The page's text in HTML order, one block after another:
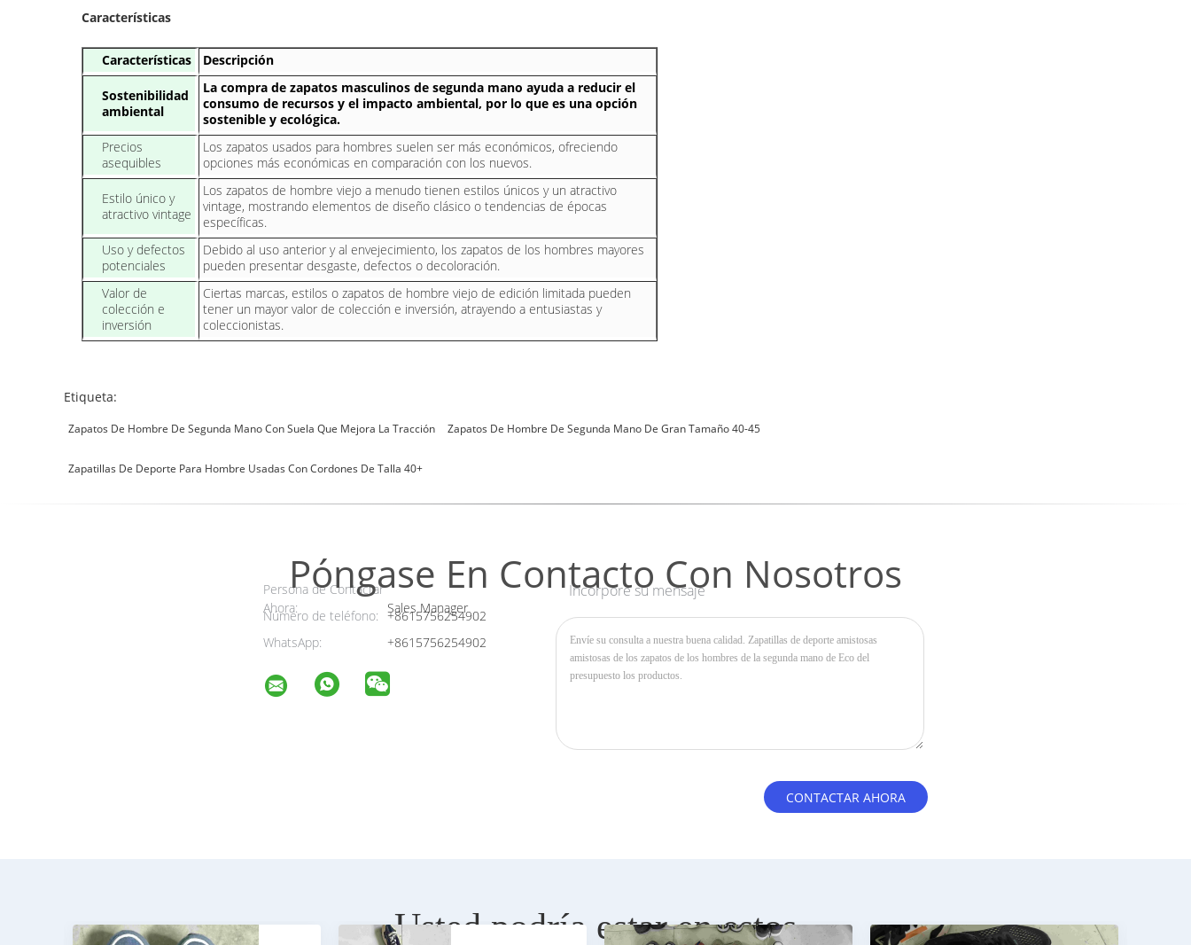
Características
Características Descripción
Sostenibilidad
ambiental
La compra de zapatos masculinos de segunda mano ayuda a reducir el
consumo de recursos y el impacto ambiental, por lo que es una opción
sostenible y ecológica.
Precios
asequibles
Los zapatos usados para hombres suelen ser más económicos, ofreciendo
opciones más económicas en comparación con los nuevos.
Estilo único y
atractivo vintage
Los zapatos de hombre viejo a menudo tienen estilos únicos y un atractivo
vintage, mostrando elementos de diseño clásico o tendencias de épocas
específicas.
Uso y defectos
potenciales
Debido al uso anterior y al envejecimiento, los zapatos de los hombres mayores
pueden presentar desgaste, defectos o decoloración.
Valor de
colección e
inversión
Ciertas marcas, estilos o zapatos de hombre viejo de edición limitada pueden
tener un mayor valor de colección e inversión, atrayendo a entusiastas y
coleccionistas.
Etiqueta:
Zapatos De Hombre De Segunda Mano Con Suela Que Mejora La Tracción Zapatos De Hombre De Segunda Mano De Gran Tamaño 40-45
Zapatillas De Deporte Para Hombre Usadas Con Cordones De Talla 40+
Póngase En Contacto Con Nosotros
Persona de Contactar
Ahora:
Sales Manager
Número de teléfono: +8615756254902
WhatsApp:
+8615756254902
Incorpore su mensaje
Usted podría estar en estos